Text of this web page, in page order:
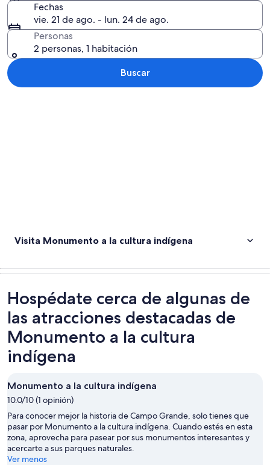
Fechas
vie. 21 de ago. - lun. 24 de ago.
Personas
2 personas, 1 habitación
Buscar
Visita Monumento a la cultura indígena
Hospédate cerca de algunas de
las atracciones destacadas de
Monumento a la cultura
indígena
Monumento a la cultura indígena
10.0/10 (1 opinión)
Para conocer mejor la historia de Campo Grande, solo tienes que
pasar por Monumento a la cultura indígena. Cuando estés en esta
zona, aprovecha para pasear por sus monumentos interesantes y
acercarte a sus parques naturales.
Ver menos